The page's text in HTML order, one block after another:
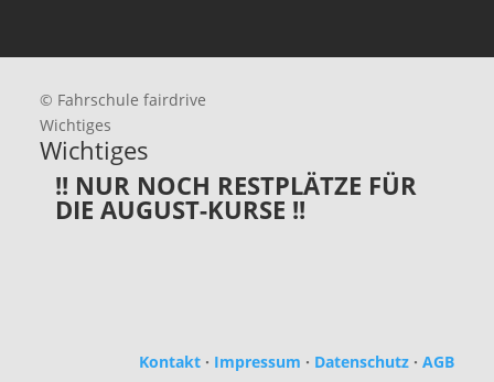
© Fahrschule fairdrive
Wichtiges
Wichtiges
!! NUR NOCH RESTPLÄTZE FÜR
DIE AUGUST-KURSE !!
Kontakt · Impressum · Datenschutz ·AGB